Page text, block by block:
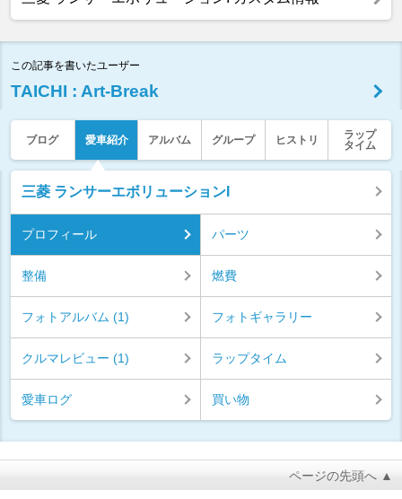
この記事を書いたユーザー
TAICHI : Art-Break
ブログ 愛車紹介 アルバム グループ ヒストリ
ラップ
タイム
三菱 ランサーエボリューションI
プロフィール パーツ
整備 燃費
フォトアルバム (1) フォトギャラリー
クルマレビュー (1) ラップタイム
愛車ログ 買い物
ページの先頭へ ▲